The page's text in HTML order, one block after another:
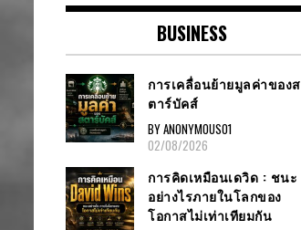
BUSINESS
การเคลื่อนย้ายมูลค่าของส
ตาร์บัคส์
BY ANONYMOUS01
02/08/2026
การคิดเหมือนเดวิด : ชนะ
อย่างไรภายในโลกของ
โอกาสไม่เท่าเทียมกัน